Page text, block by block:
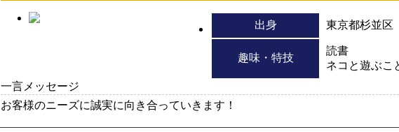
出身 東京都杉並区
趣味・特技
読書
ネコと遊ぶこ
一言メッセージ
お客様のニーズに誠実に向き合っていきます！